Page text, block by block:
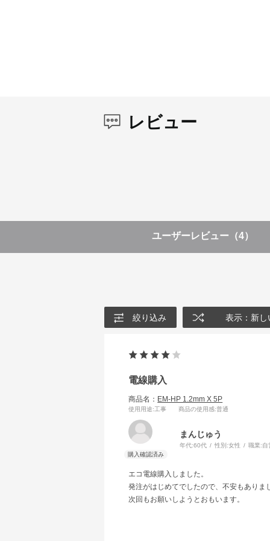
レビュー
ユーザーレビュー （4）
絞り込み 表示：新し
電線購入
商品名： EM-HP 1.2mm X 5P
使用用途:工事 商品の使用感:普通
まんじゅう
年代:60代 性別:女性 職業:自
エコ電線購入しました。
発注がはじめてでしたので、不安もあり
次回もお願いしようとおもいます。